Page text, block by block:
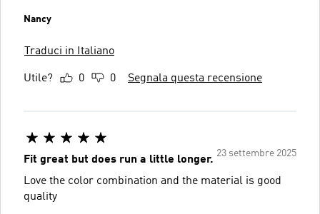
Nancy
Traduci in Italiano
Utile? 0 0 Segnala questa recensione
23 settembre 2025
Fit great but does run a little longer.
Love the color combination and the material is good
quality